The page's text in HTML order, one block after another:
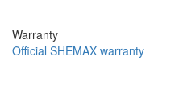
Warranty
Official SHEMAX warranty